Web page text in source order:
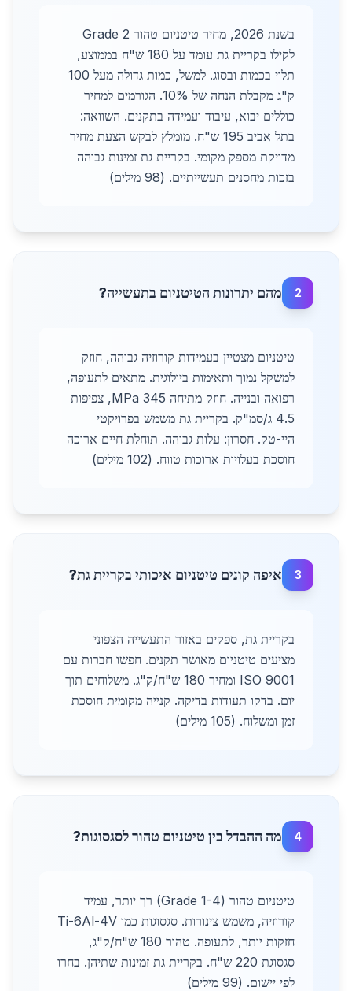
בשנת 2026, מחיר טיטניום טהור Grade 2
לקילו בקריית גת עומד על 180 ש"ח בממוצע,
תלוי בכמות ובסוג. למשל, כמות גדולה מעל 100
ק"ג מקבלת הנחה של 10%. הגורמים למחיר
כוללים יבוא, עיבוד ועמידה בתקנים. השוואה:
בתל אביב 195 ש"ח. מומלץ לבקש הצעת מחיר
מדויקת מספק מקומי. בקריית גת זמינות גבוהה
בזכות מחסנים תעשייתיים. (98 מילים)
2 מהם יתרונות הטיטניום בתעשייה?
טיטניום מצטיין בעמידות קורוזיה גבוהה, חוזק
למשקל נמוך ותאימות ביולוגית. מתאים לתעופה,
רפואה ובנייה. חוזק מתיחה 345 MPa, צפיפות
4.5 ג/סמ"ק. בקריית גת משמש בפרויקטי
היי-טק. חסרון: עלות גבוהה. תוחלת חיים ארוכה
חוסכת בעלויות ארוכות טווח. (102 מילים)
3 איפה קונים טיטניום איכותי בקריית גת?
בקריית גת, ספקים באזור התעשייה הצפוני
מציעים טיטניום מאושר תקנים. חפשו חברות עם
ISO 9001 ומחיר 180 ש"ח/ק"ג. משלוחים תוך
יום. בדקו תעודות בדיקה. קנייה מקומית חוסכת
זמן ומשלוח. (105 מילים)
4 מה ההבדל בין טיטניום טהור לסגסוגות?
טיטניום טהור (Grade 1-4) רך יותר, עמיד
קורוזיה, משמש צינורות. סגסוגות כמו Ti-6Al-4V
חזקות יותר, לתעופה. טהור 180 ש"ח/ק"ג,
סגסוגת 220 ש"ח. בקריית גת זמינות שתיהן. בחרו
לפי יישום. (99 מילים)